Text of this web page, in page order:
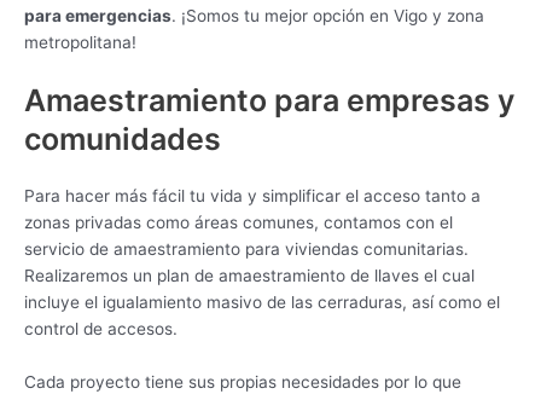
para emergencias. ¡Somos tu mejor opción en Vigo y zona
metropolitana!
Amaestramiento para empresas y
comunidades
Para hacer más fácil tu vida y simplificar el acceso tanto a
zonas privadas como áreas comunes, contamos con el
servicio de amaestramiento para viviendas comunitarias.
Realizaremos un plan de amaestramiento de llaves el cual
incluye el igualamiento masivo de las cerraduras, así como el
control de accesos.
Cada proyecto tiene sus propias necesidades por lo que